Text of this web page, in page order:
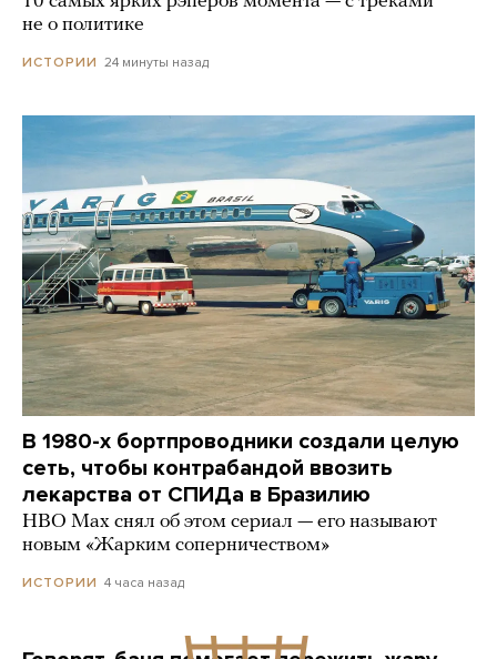
не о политике
ИСТОРИИ 24 минуты назад
В 1980-х бортпроводники создали целую
сеть, чтобы контрабандой ввозить
лекарства от СПИДа в Бразилию
HBO Max снял об этом сериал — его называют
новым «Жарким соперничеством»
ИСТОРИИ 4 часа назад